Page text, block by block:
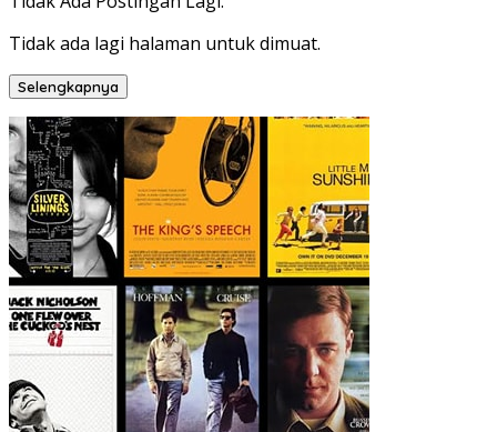
Tidak ada lagi halaman untuk dimuat.
Selengkapnya